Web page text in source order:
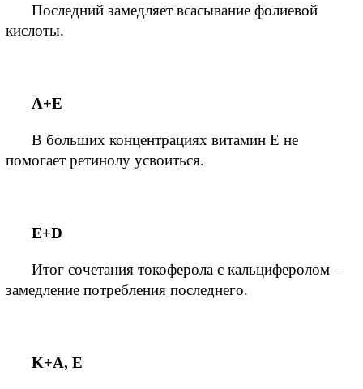
Последний замедляет всасывание фолиевой
кислоты.
A+E
В больших концентрациях витамин E не
помогает ретинолу усвоиться.
E+D
Итог сочетания токоферола с кальциферолом –
замедление потребления последнего.
K+A, E